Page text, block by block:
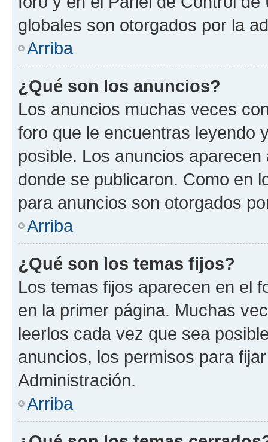
globales son otorgados por la
Arriba
¿Qué son los anuncios?
Los anuncios muchas veces
foro que le encuentras leyendo
posible. Los anuncios
donde se publicaron. Como en
para anuncios son otorgados
Arriba
¿Qué son los temas fijos?
Los temas fijos aparecen en el
en la primer página. Muchas
leerlos cada vez que sea
anuncios, los permisos para
Administración.
Arriba